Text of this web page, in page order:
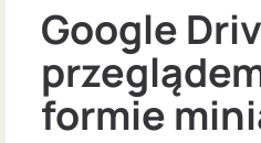
Google
formie